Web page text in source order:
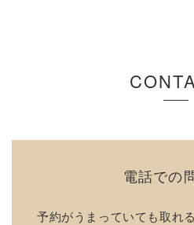
電話での
予約がうまっていても取れ